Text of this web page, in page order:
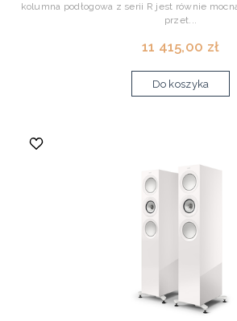
kolumna podłogowa z serii R jest równie
przet...
11 415,00 zł
Do koszyka